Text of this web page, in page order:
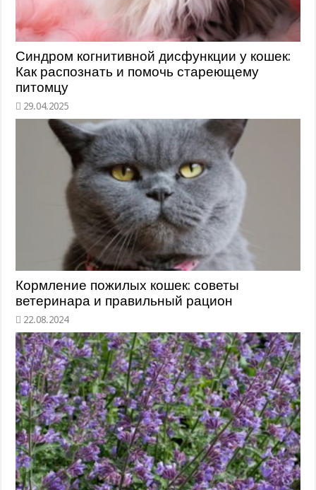
Синдром когнитивной дисфункции у кошек:
Как распознать и помочь стареющему
питомцу
Кормление пожилых кошек: советы
ветеринара и правильный рацион